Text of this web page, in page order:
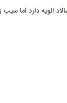
الویه دارد اما سیب